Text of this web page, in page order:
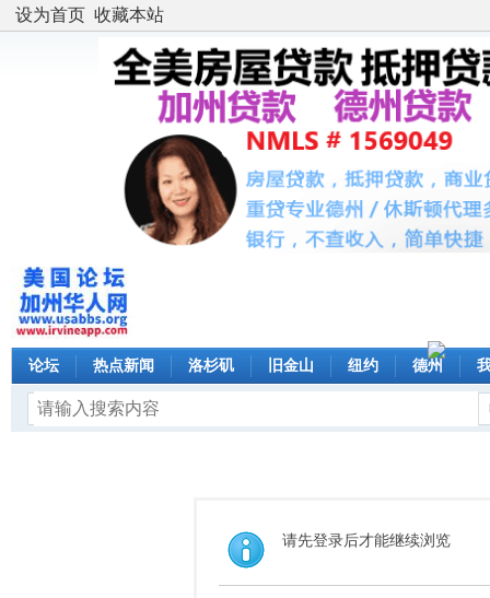
设为首页 收藏本站
论坛 热点新闻 洛杉矶 旧金山 纽约 德州
请先登录后才能继续浏览